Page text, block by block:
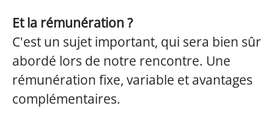
Et la rémunération ?
C'est un sujet important, qui sera bien sûr
abordé lors de notre rencontre. Une
rémunération fixe, variable et avantages
complémentaires.